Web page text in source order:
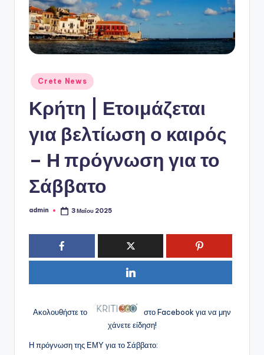
P
o
Αναρτήθηκε
σε
Crete News
Κρήτη | Ετοιμάζεται
για βελτίωση ο καιρός
– Η πρόγνωση για το
Σάββατο
Συγγραφέας:
admin 3 Μαΐου 2025
Ακολουθήστε το
στο Facebook για να μην
χάνετε είδηση!
Η πρόγνωση της ΕΜΥ για το Σάββατο: